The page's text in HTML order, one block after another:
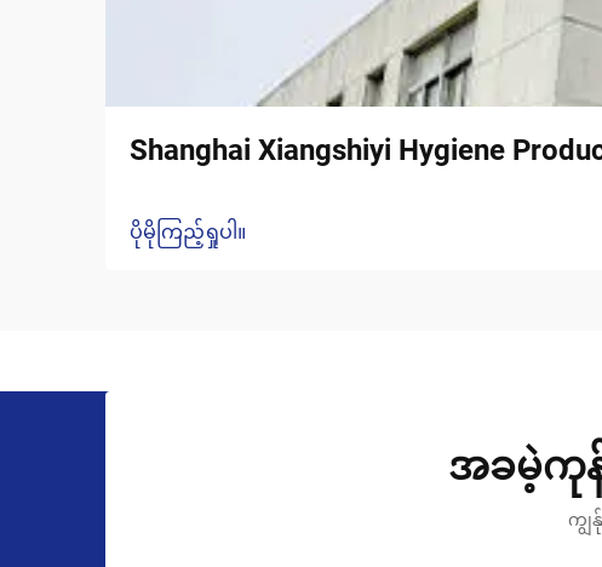
Shanghai Xiangshiyi Hygiene
ပိုမိုကြည့်ရှုပါ။
အခမဲ့ကုန်
ကျွ